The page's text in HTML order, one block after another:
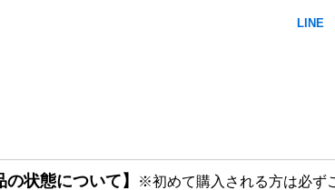
の状態について】 ※初めて購入される方は必ず